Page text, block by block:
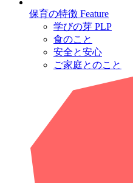
保育の特徴 Feature
学びの芽 PLP
食のこと
安全と安心
ご家庭とのこと